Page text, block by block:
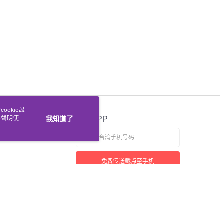
官方APP
免费传送载点至手机
設
明使用
我知道了